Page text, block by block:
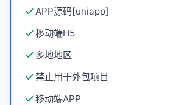
APP源码[uniapp]
移动端H5
多地地区
禁止用于外包项目
移动端APP